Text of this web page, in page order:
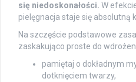
się niedoskonałości. W
pielęgnacja staje się absolutną
Na szczęście podstawowe
zaskakująco proste do
pamiętaj o dokładnym
dotknięciem twarzy,